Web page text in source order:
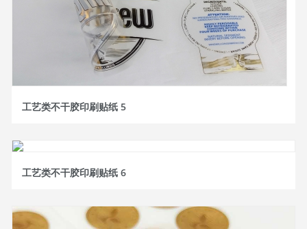
工艺类不干胶印刷贴纸 5
工艺类不干胶印刷贴纸 6